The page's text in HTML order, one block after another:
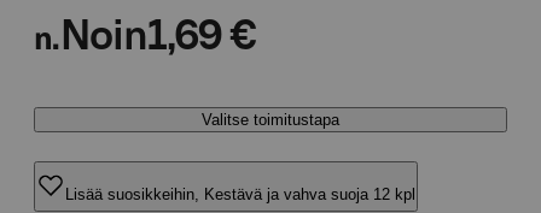
n. Noin1,69 €
Valitse toimitustapa
Lisää suosikkeihin, Kestävä ja vahva suoja 12 kpl